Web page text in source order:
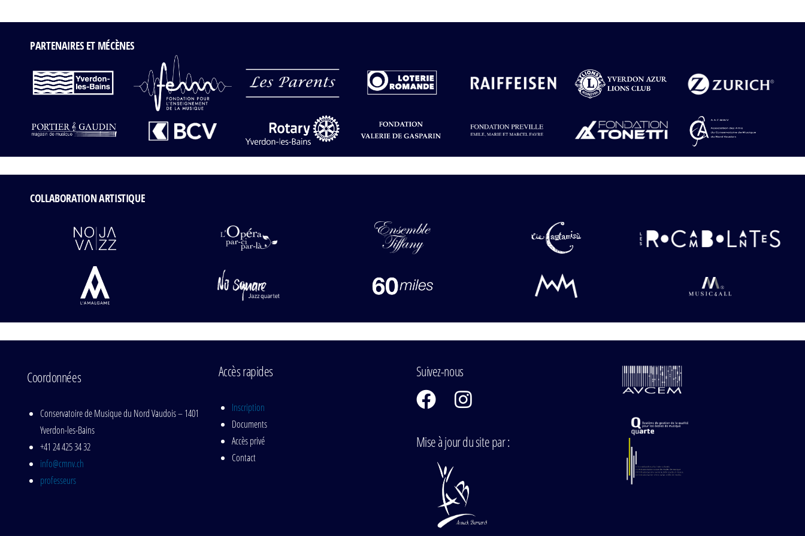
PARTENAIRES ET MÉCÈNES
COLLABORATION ARTISTIQUE
Coordonnées
Conservatoire de Musique du Nord Vaudois – 1401
Yverdon-les-Bains
+41 24 425 34 32
info@cmnv.ch
professeurs
Accès rapides
Inscription
Documents
Accès privé
Contact
Suivez-nous
Mise à jour du site par :